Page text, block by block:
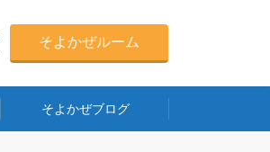
そよかぜルーム
そよかぜブログ